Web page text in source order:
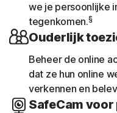
we je persoonlijke
tegenkomen.§
Ouderlijk
Beheer de online
dat ze hun online
verkennen en
SafeCam voor